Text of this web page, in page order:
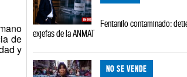
de
y
Fentanilo contaminado:
exjefas de la ANMAT
NO SE VENDE